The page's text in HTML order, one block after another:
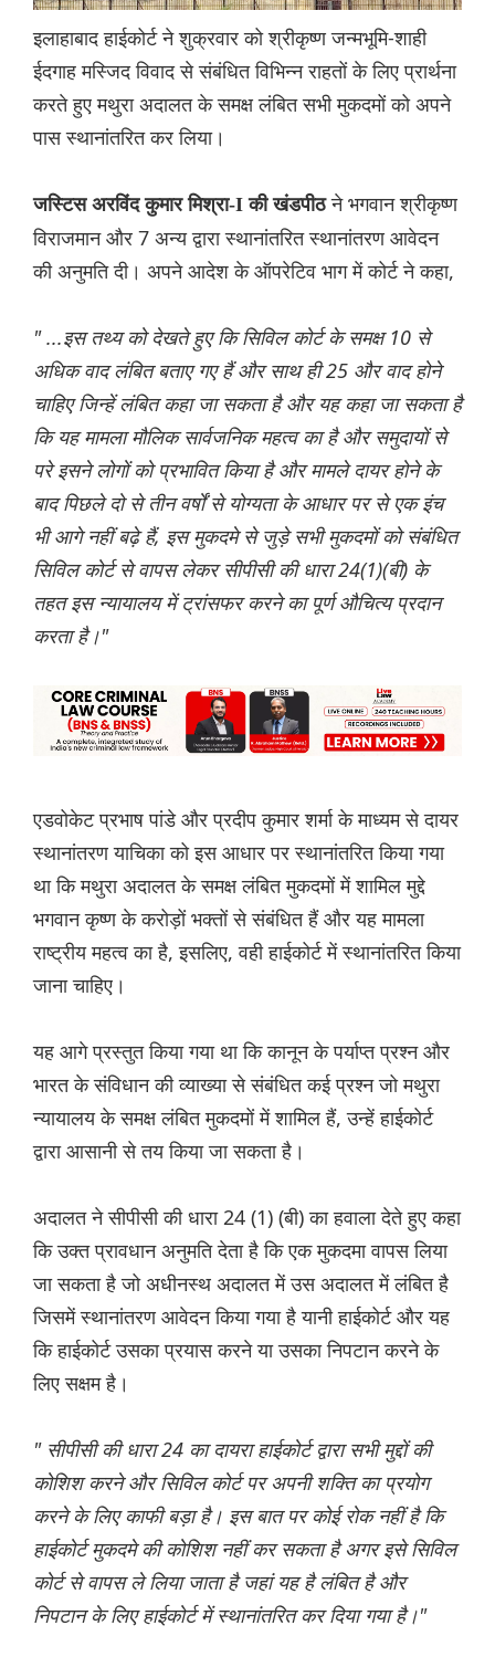
इलाहाबाद हाईकोर्ट ने शुक्रवार को श्रीकृष्ण जन्मभूमि-शाही
ईदगाह मस्जिद विवाद से संबंधित विभिन्न राहतों के लिए प्रार्थना
करते हुए मथुरा अदालत के समक्ष लंबित सभी मुकदमों को अपने
पास स्थानांतरित कर लिया।
जस्टिस अरविंद कुमार मिश्रा-I की खंडपीठने भगवान श्रीकृष्ण
विराजमान और 7 अन्य द्वारा स्थानांतरित स्थानांतरण आवेदन
की अनुमति दी। अपने आदेश के ऑपरेटिव भाग में कोर्ट ने कहा,
" ...इस तथ्य को देखते हुए कि सिविल कोर्ट के समक्ष 10 से
अधिक वाद लंबित बताए गए हैं और साथ ही 25 और वाद होने
चाहिए जिन्हें लंबित कहा जा सकता है और यह कहा जा सकता है
कि यह मामला मौलिक सार्वजनिक महत्व का है और समुदायों से
परे इसने लोगों को प्रभावित किया है और मामले दायर होने के
बाद पिछले दो से तीन वर्षों से योग्यता के आधार पर से एक इंच
भी आगे नहीं बढ़े हैं, इस मुकदमे से जुड़े सभी मुकदमों को संबंधित
सिविल कोर्ट से वापस लेकर सीपीसी की धारा 24(1)(बी) के
तहत इस न्यायालय में ट्रांसफर करने का पूर्ण औचित्य प्रदान
करता है।"
एडवोकेट प्रभाष पांडे और प्रदीप कुमार शर्मा के माध्यम से दायर
स्थानांतरण याचिका को इस आधार पर स्थानांतरित किया गया
था कि मथुरा अदालत के समक्ष लंबित मुकदमों में शामिल मुद्दे
भगवान कृष्ण के करोड़ों भक्तों से संबंधित हैं और यह मामला
राष्ट्रीय महत्व का है, इसलिए, वही हाईकोर्ट में स्थानांतरित किया
जाना चाहिए।
यह आगे प्रस्तुत किया गया था कि कानून के पर्याप्त प्रश्न और
भारत के संविधान की व्याख्या से संबंधित कई प्रश्न जो मथुरा
न्यायालय के समक्ष लंबित मुकदमों में शामिल हैं, उन्हें हाईकोर्ट
द्वारा आसानी से तय किया जा सकता है।
अदालत ने सीपीसी की धारा 24 (1) (बी) का हवाला देते हुए कहा
कि उक्त प्रावधान अनुमति देता है कि एक मुकदमा वापस लिया
जा सकता है जो अधीनस्थ अदालत में उस अदालत में लंबित है
जिसमें स्थानांतरण आवेदन किया गया है यानी हाईकोर्ट और यह
कि हाईकोर्ट उसका प्रयास करने या उसका निपटान करने के
लिए सक्षम है।
" सीपीसी की धारा 24 का दायरा हाईकोर्ट द्वारा सभी मुद्दों की
कोशिश करने और सिविल कोर्ट पर अपनी शक्ति का प्रयोग
करने के लिए काफी बड़ा है। इस बात पर कोई रोक नहीं है कि
हाईकोर्ट मुकदमे की कोशिश नहीं कर सकता है अगर इसे सिविल
कोर्ट से वापस ले लिया जाता है जहां यह है लंबित है और
निपटान के लिए हाईकोर्ट में स्थानांतरित कर दिया गया है।"